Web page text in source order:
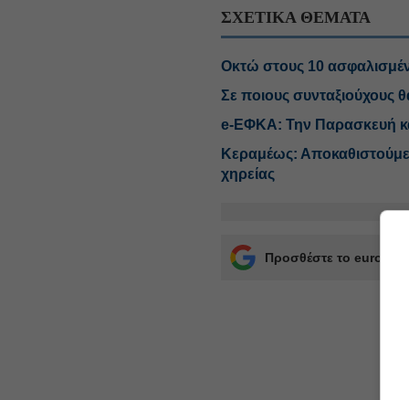
ΣΧΕΤΙΚΑ ΘΕΜΑΤΑ
Οκτώ στους 10
Σε ποιους συνταξιούχους
e-ΕΦΚΑ: Την Παρασκευή
Κεραμέως: Αποκαθιστούμε
χηρείας
Προσθέστε το